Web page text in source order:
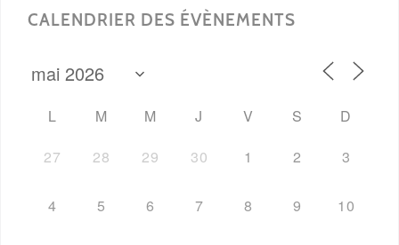
CALENDRIER DES ÉVÈNEMENTS
L M M J V S
D
27
28 29 30 1 2 3
4 5 6 7 8 9 10